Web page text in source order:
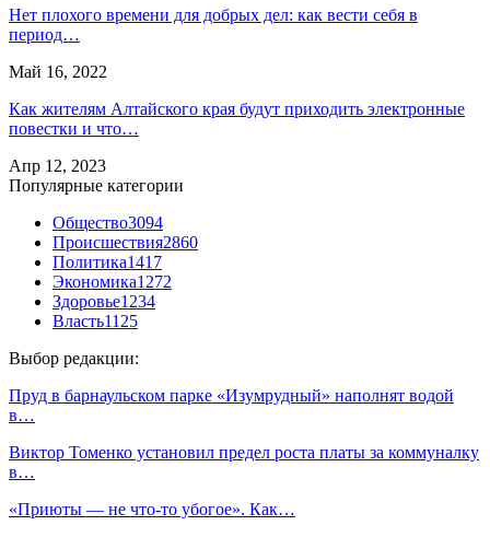
Нет плохого времени для добрых дел: как вести себя в
период…
Май 16, 2022
Как жителям Алтайского края будут приходить электронные
повестки и что…
Апр 12, 2023
Популярные категории
Общество3094
Происшествия2860
Политика1417
Экономика1272
Здоровье1234
Власть1125
Выбор редакции:
Пруд в барнаульском парке «Изумрудный» наполнят водой
в…
Виктор Томенко установил предел роста платы за коммуналку
в…
«Приюты — не что-то убогое». Как…